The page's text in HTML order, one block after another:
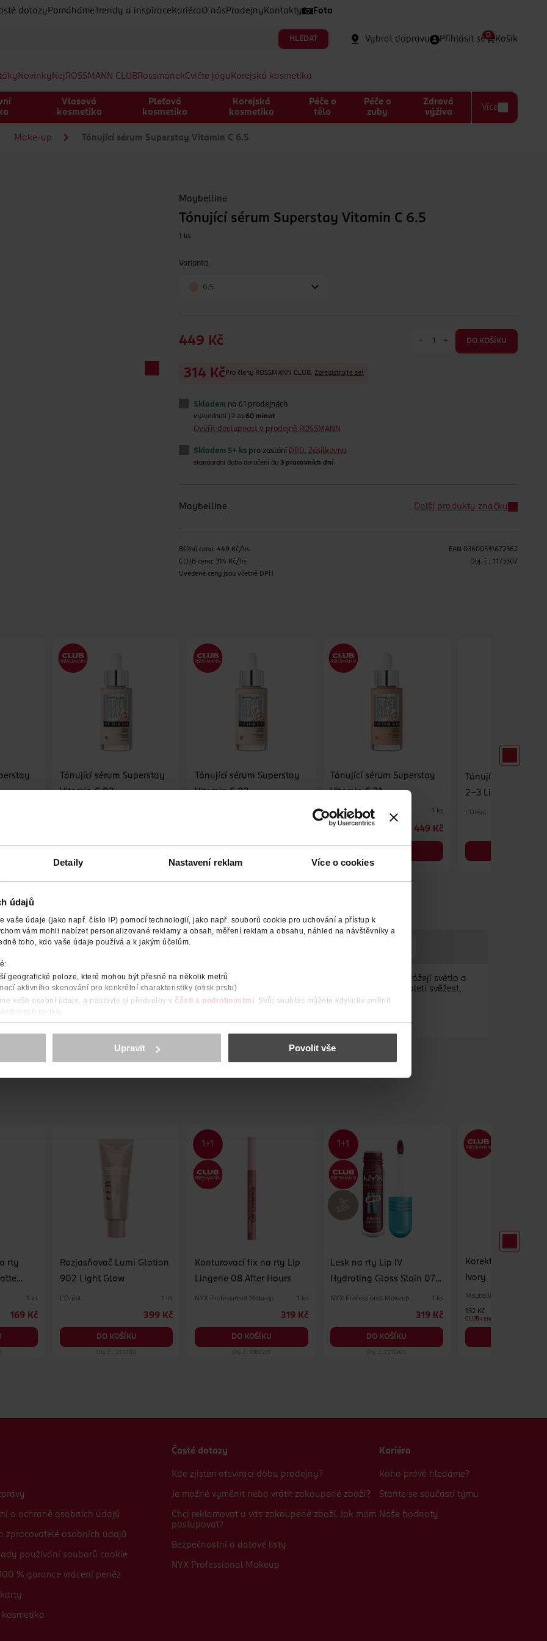
Detaily Nastavení reklam Více o cookies
údajů
vaše údaje (jako např. číslo IP) pomocí technologií, jako např. souborů cookie pro uchování a přístup k
vám mohli nabízet personalizované reklamy a obsah, měření reklam a obsahu, náhled na návštěvníky a
toho, kdo vaše údaje používá a k jakým účelům.
geografické poloze, které mohou být přesné na několik metrů
aktivního skenování pro konkrétní charakteristiky (otisk prstu)
vaše osobní údaje, a nastavte si předvolby v části s podrobnostmi . Svůj souhlas můžete kdykoliv změnit
cookie.
a reklam, funkcí sociálních médií, analýze návštěvnosti, které mohou nést osobní údaje.
osobních údajů.
<
Upravit Povolit vše
dotazy Pomáháme Trendy a inspirace Kariéra O nás Prodejny Kontakty Foto
HLEDAT Vybrat dopravu Přihlásit se Košík
0
Novinky Nej ROSSMANN CLUBRossmánekCvičte jógu Korejská kosmetika
Vlasová
kosmetika
Pleťová
kosmetika
Korejská
kosmetika
Péče o
tělo
Péče o
zuby
Zdravá
výživa
Více
Make-up Tónující sérum Superstay Vitamin C 6.5
Maybelline
Tónující sérum Superstay Vitamin C 6.5
1 ks
Varianta
6.5
449 Kč - + DO KOŠÍKU
314 Kč Pro členy ROSSMANN CLUB. Zaregistrujte se!
Skladem na 61 prodejnách
vyzvednutí již za60 minut
Ověřit dostupnost v prodejně ROSSMANN
Skladem 5+ ks pro zaslání DPD, Zásilkovna
standardní doba doručení do 3 pracovních dní
Maybelline Další produkty značky
Běžná cena: 449 Kč/ks
CLUB cena: 314 Kč/ks
Uvedené ceny jsou včetně DPH
EAN 03600531672362
Obj. č.: 1173307
Tónující sérum Superstay
Vitamin C 03
Tónující sérum Superstay
Vitamin C 02
Obj. č.: 1173321
Tónující sérum Superstay
Vitamin C 21
Maybelline 1 ks
314 Kč 449 Kč
Obj. č.: 1173291
Tónující sérum
2-3 Light
L'Oréal
NÁZEV VÝROBCE/DODAVATELE ADRESA VÝROBCE/DODAVATELE
skint tint byl vytvořen, aby jí dodal přirozený lesk. Obsahuje perleťové pigmenty, které odrážejí světlo a
C je zodpovědná za přirozený efekt a svěží vzhled. Vitamin C zvyšuje přirozený lesk, dodává pleti svěžest,
rty
1 ks
169 Kč
Rozjasňovač Lumi Glotion
902 Light Glow
L'Oréal 1 ks
399 Kč
DO KOŠÍKU
Obj. č.: 1259780
Konturovací fix na rty Lip
Lingerie 08 After Hours
NYX Professional Makeup 1 ks
319 Kč
DO KOŠÍKU
Obj. č.: 1380231
Lesk na rty Lip IV
Hydrating Gloss Stain 07
Bubblegum Burst
NYX Professional Makeup 1 ks
319 Kč
DO KOŠÍKU
Obj. č.: 1310269
Korektor Fit Me! 12
Ivory
Maybelline
132 Kč
CLUB cena
o ochraně osobních údajů
zpracovatelé osobních údajů
používání souborů cookie
% garance vrácení peněz
kosmetika
Časté dotazy
Kde zjistím otevírací dobu prodejny?
Je možné vyměnit nebo vrátit zakoupené zboží?
Chci reklamovat u vás zakoupené zboží. Jak mám
postupovat?
Bezpečnostní a datové listy
NYX Professional Makeup
Kariéra
Koho právě hledáme?
Staňte se součástí týmu
Naše hodnoty